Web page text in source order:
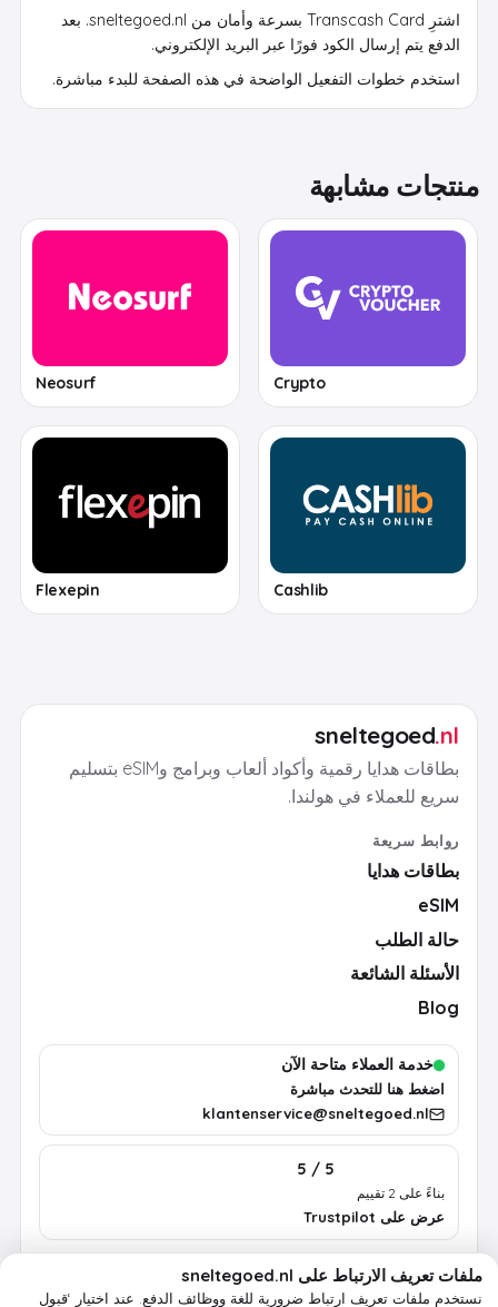
اشترِ Transcash Card بسرعة وأمان من sneltegoed.nl. بعد
الدفع يتم إرسال الكود فورًا عبر البريد الإلكتروني.
استخدم خطوات التفعيل الواضحة في هذه الصفحة للبدء مباشرة.
منتجات مشابهة
Crypto
Neosurf
Cashlib
Flexepin
sneltegoed.nl
بطاقات هدايا رقمية وأكواد ألعاب وبرامج وeSIM بتسليم
سريع للعملاء في هولندا.
روابط سريعة
بطاقات هدايا
eSIM
حالة الطلب
الأسئلة الشائعة
Blog
خدمة العملاء متاحة الآن
اضغط هنا للتحدث مباشرة
klantenservice@sneltegoed.nl
5 / 5
بناءً على 2 تقييم
عرض على Trustpilot
الشروطالخصوصيةسياسة ملفات تعريف الارتباطملفات تعريف الارتباط على sneltegoed.nl
نستخدم ملفات تعريف ارتباط ضرورية للغة ووظائف الدفع. عند اختيار ‘قبول